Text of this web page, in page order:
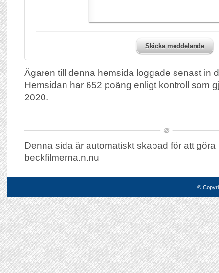
Skicka meddelande
Ägaren till denna hemsida loggade senast in
Hemsidan har 652 poäng enligt kontroll som
2020.
Denna sida är automatiskt skapad för att göra
beckfilmerna.n.nu
©